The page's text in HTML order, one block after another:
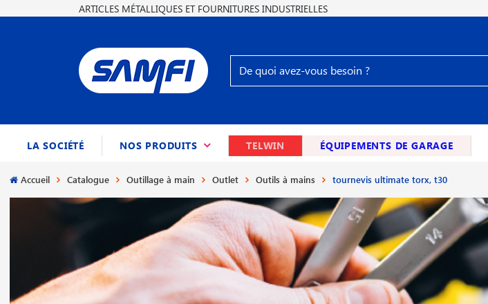
ARTICLES MÉTALLIQUES ET FOURNITURES INDUSTRIELLES
LA SOCIÉTÉ NOS PRODUITS (CURRENT)TELWIN ÉQUIPEMENTS DE GARAGE
Accueil Catalogue Outillage à main Outlet Outils à mains tournevis ultimate torx, t30